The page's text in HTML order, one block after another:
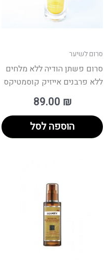
סרום לשיער
סרום פשתן הודיה ללא מלחים
ללא פרבנים אייזיק קוסמטיקס
89.00 ₪
הוספה לסל